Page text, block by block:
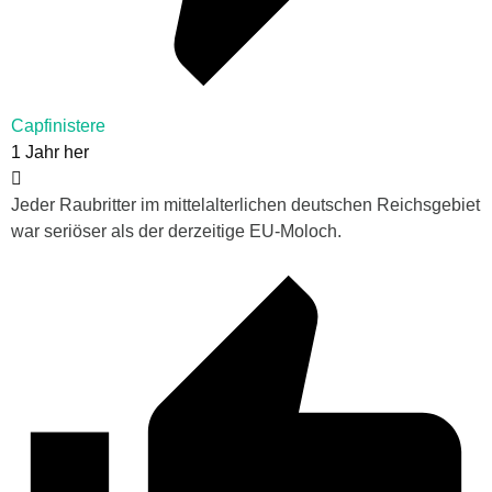
Capfinistere
1 Jahr her
Jeder Raubritter im mittelalterlichen deutschen Reichsgebiet
war seriöser als der derzeitige EU-Moloch.